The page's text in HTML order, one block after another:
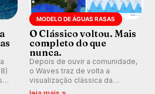
MODELO DE ÁGUAS RASAS
O Clássico voltou. Mais
completo do que
nunca.
Depois de ouvir a comunidade,
o Waves traz de volta a
visualização clássica da
previsão de águas rasas,